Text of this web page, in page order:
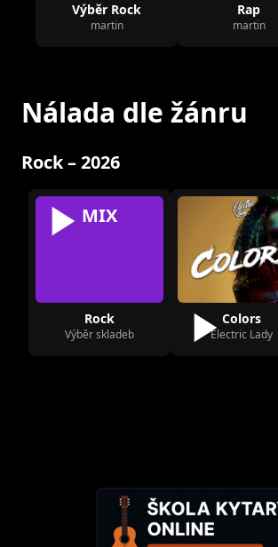
Výběr Rock
martin
Rap
martin
Nálada dle žánru
Rock – 2026
MIX
Rock
Výběr skladeb
Colors
Electric Lady